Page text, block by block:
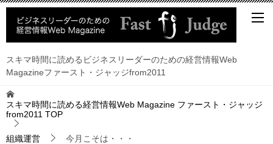
スキマ時間に読めるビジネスリーダーのための経営情報Web
Magazineファースト・ジャッジfrom2011
スキマ時間に読める経営情報Web Magazine ファースト・ジャッジ
from2011 TOP
組織運営 今月こそは・・・